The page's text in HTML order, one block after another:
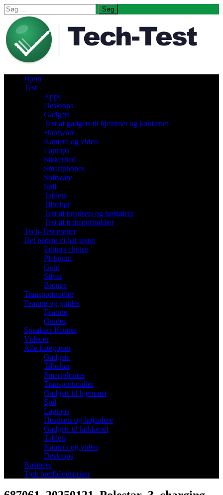
Søg
efter:
Hjem
Test
Apps
Desktops
Gadgets
Test af gadgets til hjemmet og køkkenet
Hardware
Kamera og video
Laptops
Sikkerhed
Smartphones
Software
Spil
Tablets
Tilbehør
Test af headsets og højttalere
Test af transportmidler
Tech-Test mener
Det bedste vi har testet
Editors choice
Platinum
Gold
Silver
Bronze
Transportmidler
Feature og guides
Feature
Guides
Speakers Korner
Videoer
Alle kategorier
Gadgets
Tilbehør
Smartphones
Transportmidler
Gadgets til hjemmet
Spil
Laptops
Headsets og højttalere
Gadgets til køkkenet
Tablets
Kamera og video
Desktops
Business
Tjek bredbåndspriser